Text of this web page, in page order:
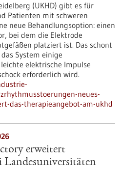
(UKHD) gibt es für
Patienten mit schweren
neue Behandlungsoption: einen
bei dem die Elektrode
platziert ist. Das schont
System einige
elektrische Impulse
erforderlich wird.
neues-
das-therapieangebot-am-ukhd
erweitert